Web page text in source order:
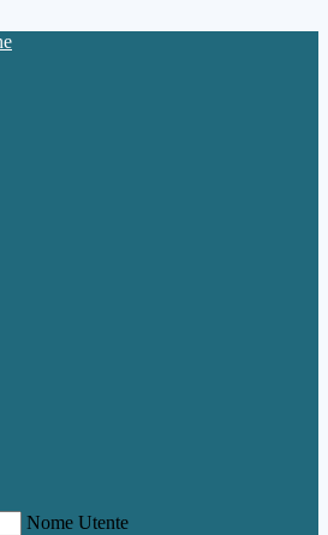
Nome Utente